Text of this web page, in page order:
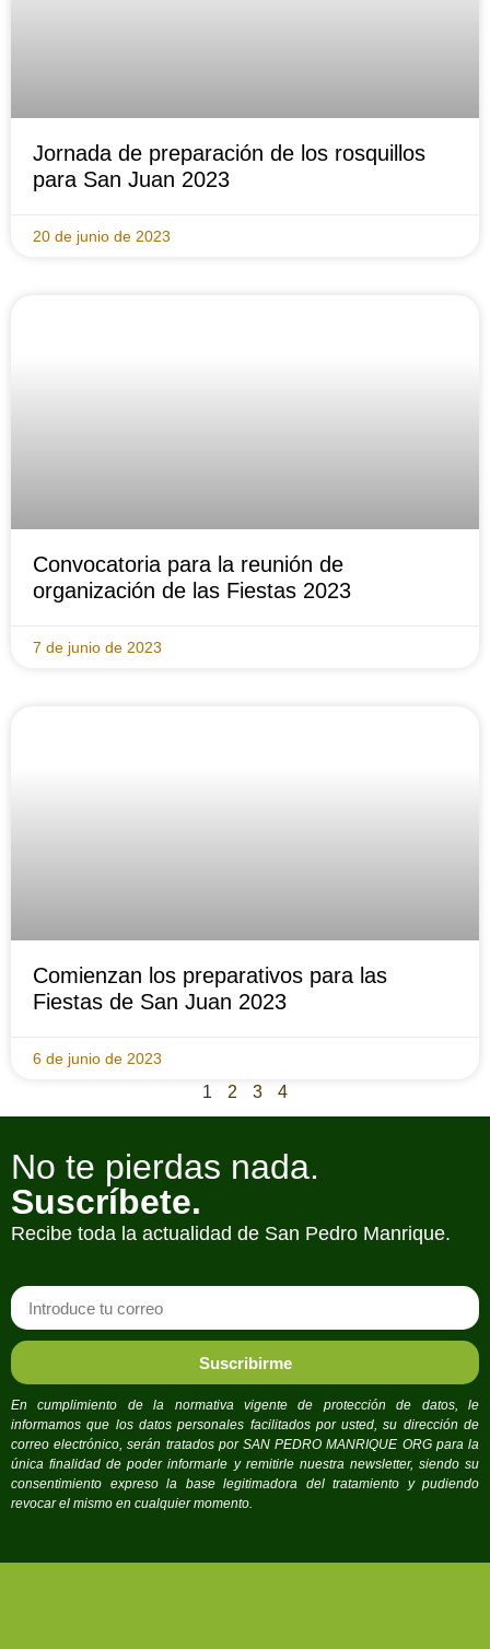
Jornada de preparación de los rosquillos
para San Juan 2023
20 de junio de 2023
Convocatoria para la reunión de
organización de las Fiestas 2023
7 de junio de 2023
Comienzan los preparativos para las
Fiestas de San Juan 2023
6 de junio de 2023
1 2 3 4
No te pierdas nada.
Suscríbete.
Recibe toda la actualidad de San Pedro Manrique.
Suscribirme
En cumplimiento de la normativa vigente de protección de datos, le
informamos que los datos personales facilitados por usted, su dirección de
correo electrónico, serán tratados por SAN PEDRO MANRIQUE ORG para la
única finalidad de poder informarle y remitirle nuestra newsletter, siendo su
consentimiento expreso la base legitimadora del tratamiento y pudiendo
revocar el mismo en cualquier momento.